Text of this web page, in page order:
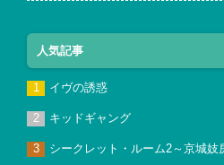
人気記事
イヴの誘惑
キッドギャング
シークレット・ルーム2～京城妓